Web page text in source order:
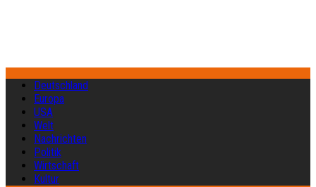
Deutschland
Europa
USA
Welt
Nachrichten
Politik
Wirtschaft
Kultur